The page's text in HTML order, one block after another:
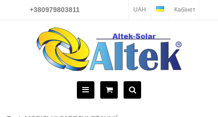
+380979803811 UAH Кабінет